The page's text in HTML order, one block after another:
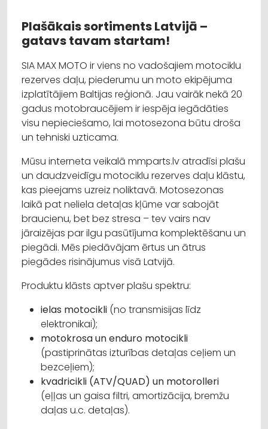
Plašākais sortiments Latvijā –
gatavs tavam startam!
SIA MAX MOTO ir viens no vadošajiem motociklu
rezerves daļu, piederumu un moto ekipējuma
izplatītājiem Baltijas reģionā. Jau vairāk nekā 20
gadus motobraucējiem ir iespēja iegādāties
visu nepieciešamo, lai motosezona būtu droša
un tehniski uzticama.
Mūsu interneta veikalā mmparts.lv atradīsi plašu
un daudzveidīgu motociklu rezerves daļu klāstu,
kas pieejams uzreiz noliktavā. Motosezonas
laikā pat neliela detaļas kļūme var sabojāt
braucienu, bet bez stresa – tev vairs nav
jāraizējas par ilgu pasūtījuma komplektēšanu un
piegādi. Mēs piedāvājam ērtus un ātrus
piegādes risinājumus visā Latvijā.
Produktu klāsts aptver plašu spektru:
ielas motocikli (no transmisijas līdz
elektronikai);
motokrosa un enduro motocikli
(pastiprinātas izturības detaļas ceļiem un
bezceļiem);
kvadricikli (ATV/QUAD) un motorolleri
(eļļas un gaisa filtri, amortizācija, bremžu
daļas u.c. detaļas).